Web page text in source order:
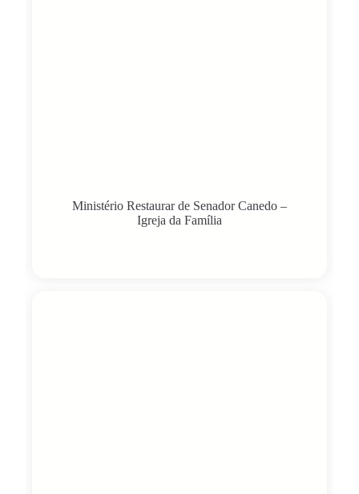
Ministério Restaurar de Senador Canedo –
Igreja da Família